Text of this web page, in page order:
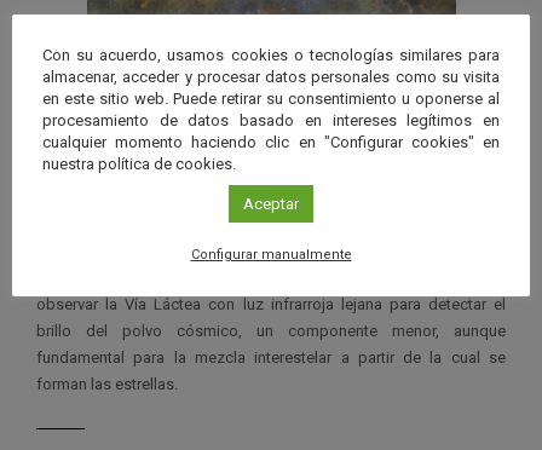
Vista del Centro Galáctico desde Herschel
Aquí, las nubes de polvo y gas aparecen dispersas a lo largo de un
gran anillo retorcido, de unos 600 años luz de diámetro, que aloja
en su interior el agujero negro supermasivo que se encuentra en el
observar la Vía Láctea con luz infrarroja lejana para detectar el
brillo del polvo cósmico, un componente menor, aunque
fundamental para la mezcla interestelar a partir de la cual se
forman las estrellas.
Con su acuerdo, usamos cookies o tecnologías similares para
almacenar, acceder y procesar datos personales como su visita
en este sitio web. Puede retirar su consentimiento u oponerse al
procesamiento de datos basado en intereses legítimos en
cualquier momento haciendo clic en "Configurar cookies" en
nuestra política de cookies.
Aceptar
Configurar manualmente